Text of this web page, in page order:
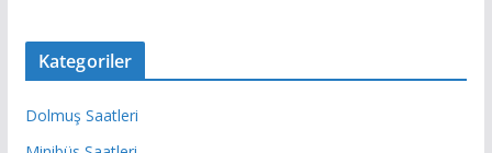
Kategoriler
Dolmuş Saatleri